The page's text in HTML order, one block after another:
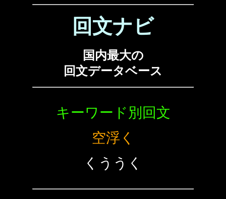
回文ナビ
国内最大の
回文データベース
キーワード別回文
空浮く
くううく